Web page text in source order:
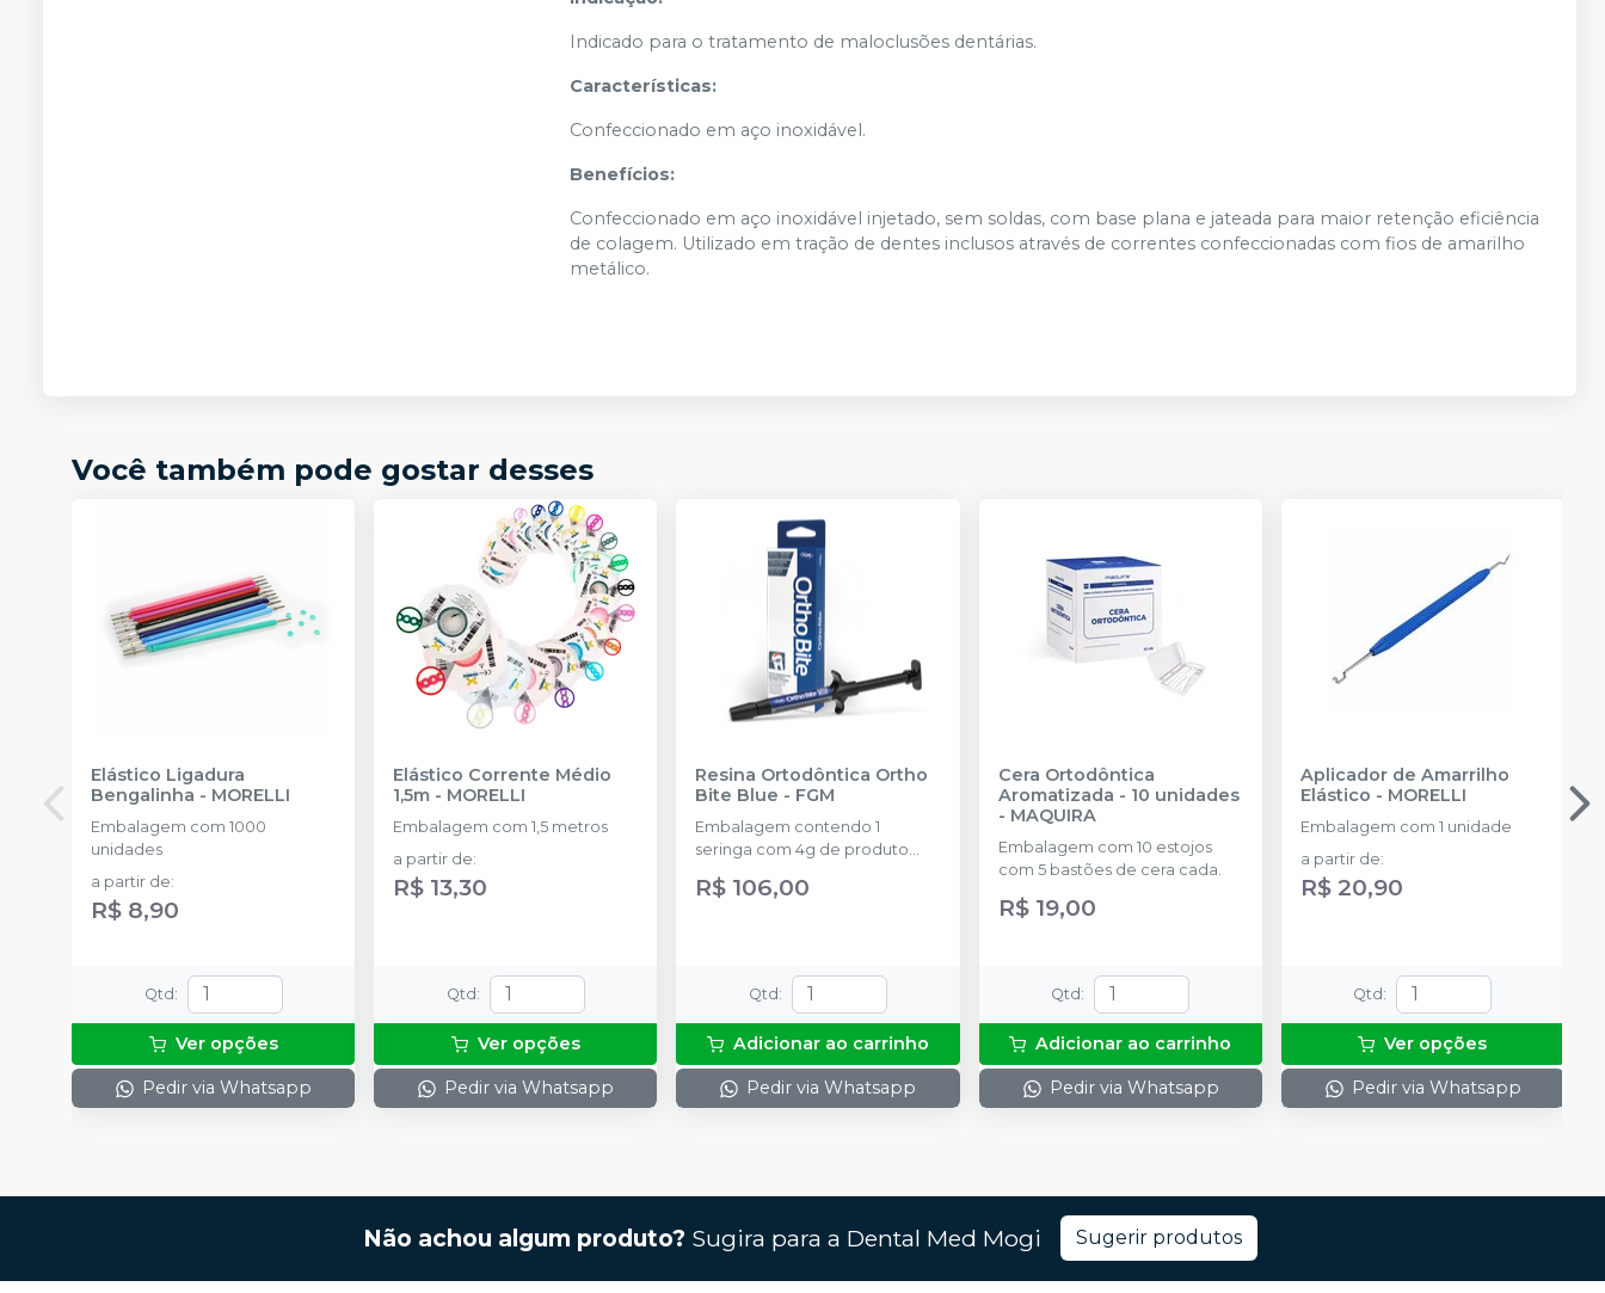
Indicado para o tratamento de maloclusões dentárias.
Características:
Confeccionado em aço inoxidável.
Benefícios:
Confeccionado em aço inoxidável injetado, sem soldas, com base plana e jateada para maior retenção eficiência
de colagem. Utilizado em tração de dentes inclusos através de correntes confeccionadas com fios de amarilho
metálico.
Você também pode gostar desses
Elástico Ligadura
Bengalinha - MORELLI
Embalagem com 1000
unidades
a partir de:
R$ 8,90
Qtd :
Ver opções
Pedir via Whatsapp
Elástico Corrente Médio
1,5m - MORELLI
Embalagem com 1,5 metros
a partir de:
R$ 13,30
Qtd :
Ver opções
Pedir via Whatsapp
Resina Ortodôntica Ortho
Bite Blue - FGM
Embalagem contendo 1
seringa com 4g de produto
R$ 106,00
Qtd :
Adicionar ao carrinho
Pedir via Whatsapp
Cera Ortodôntica
Aromatizada - 10 unidades
- MAQUIRA
Embalagem com 10 estojos
com 5 bastões de cera cada.
R$ 19,00
Qtd :
Adicionar ao carrinho
Pedir via Whatsapp
Aplicador de Amarrilho
Elástico - MORELLI
Embalagem com 1 unidade
a partir de:
R$ 20,90
Qtd :
Ver opções
Pedir via Whatsapp
Não achou algum produto? Sugira para a Dental Med Mogi Sugerir produtos